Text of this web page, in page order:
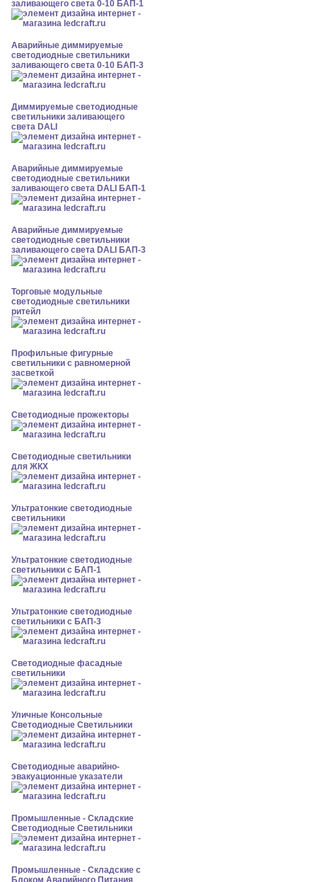
заливающего света 0-10 БАП-1
Аварийные диммируемые
светодиодные светильники
заливающего света 0-10 БАП-3
Диммируемые светодиодные
светильники заливающего
света DALI
Аварийные диммируемые
светодиодные светильники
заливающего света DALI БАП-1
Аварийные диммируемые
светодиодные светильники
заливающего света DALI БАП-3
Торговые модульные
светодиодные светильники
ритейл
Профильные фигурные
светильники с равномерной
засветкой
Светодиодные прожекторы
Светодиодные светильники
для ЖКХ
Ультратонкие светодиодные
светильники
Ультратонкие светодиодные
светильники с БАП-1
Ультратонкие светодиодные
светильники с БАП-3
Светодиодные фасадные
светильники
Уличные Консольные
Светодиодные Светильники
Светодиодные аварийно-
эвакуационные указатели
Промышленные - Складские
Светодиодные Светильники
Промышленные - Складские с
Блоком Аварийного Питания